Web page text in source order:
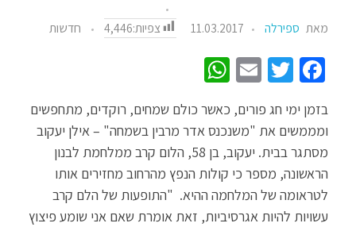
מאת ספירלה 11.03.2017 צפיות:4,446 חדשות
Fa
b
o
o
k
T
tt
er
E
ail
at
sA
p
p
בזמן ימי חג פורים, כאשר כולם שמחים, רוקדים, מתחפשים
ומממשים את "משנכנס אדר מרבין בשמחה" – אילן יעקוב
מסתגר בבית. יעקוב, בן 58, הלום קרב ממלחמת לבנון
הראשונה, מספר כי קולות הנפץ מהרחוב מחזירים אותו
לטראומה של המלחמה ההיא. "התופעות של הלם קרב
עשויות להיות אגרסיביות, זאת אומרת שאם אני שומע פיצוץ